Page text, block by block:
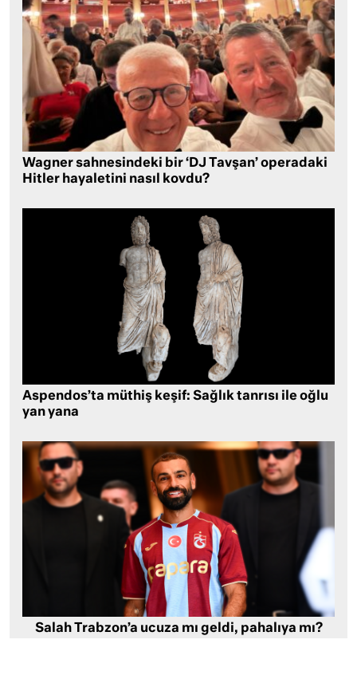
Wagner sahnesindeki bir ‘DJ Tavşan’ operadaki
Hitler hayaletini nasıl kovdu?
Aspendos’ta müthiş keşif: Sağlık tanrısı ile oğlu
yan yana
Salah Trabzon’a ucuza mı geldi, pahalıya mı?